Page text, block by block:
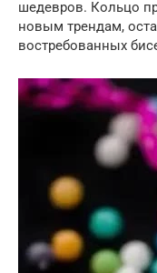
шедевров. Кольцо
новым трендам,
востребованных